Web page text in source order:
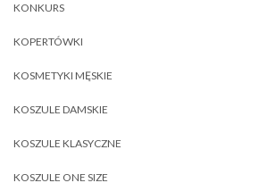
KONKURS
KOPERTÓWKI
KOSMETYKI MĘSKIE
KOSZULE DAMSKIE
KOSZULE KLASYCZNE
KOSZULE ONE SIZE